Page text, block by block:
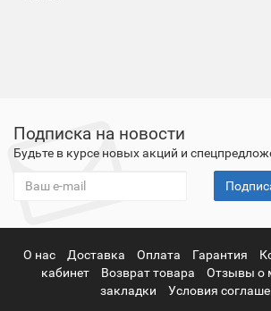
Подписка на новости
Будьте в курсе новых акций и
О нас Доставка Оплата Гарантия
кабинет
Возврат товара Отзывы о
закладки
Условия